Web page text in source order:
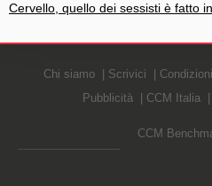
Cervello, quello dei sessisti è fatto
Chi siamo Scrivici
Pubblicità
CCM Italia
CCM